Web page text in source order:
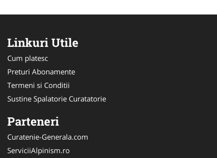
Linkuri Utile
Cum platesc
Preturi Abonamente
Termeni si Conditii
Sustine Spalatorie Curatatorie
Parteneri
Curatenie-Generala.com
ServiciiAlpinism.ro